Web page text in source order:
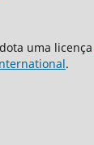
uma licença
.